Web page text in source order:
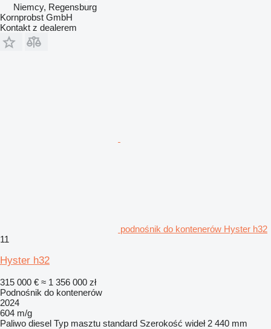
Niemcy, Regensburg
Kornprobst GmbH
Kontakt z dealerem
podnośnik do kontenerów Hyster h32
11
Hyster h32
315 000 € ≈ 1 356 000 zł
Podnośnik do kontenerów
2024
604 m/g
Paliwo diesel Typ masztu standard Szerokość wideł 2 440 mm